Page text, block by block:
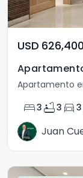
USD	626,400
Apartamento
bed3 bathtub3 directions_car 3
Juan